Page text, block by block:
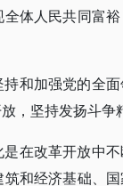
体人民共同富
和加强党的全
，坚持发扬斗争
在改革开放中
和经济基础、